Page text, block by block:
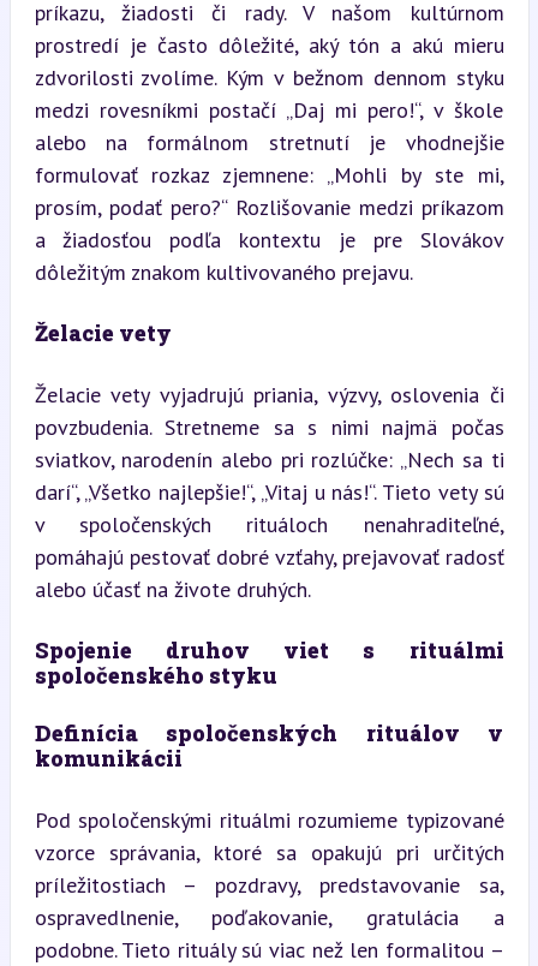
príkazu, žiadosti či rady. V našom kultúrnom
prostredí je často dôležité, aký tón a akú mieru
zdvorilosti zvolíme. Kým v bežnom dennom styku
medzi rovesníkmi postačí „Daj mi pero!“, v škole
alebo na formálnom stretnutí je vhodnejšie
formulovať rozkaz zjemnene: „Mohli by ste mi,
prosím, podať pero?“ Rozlišovanie medzi príkazom
a žiadosťou podľa kontextu je pre Slovákov
dôležitým znakom kultivovaného prejavu.
Želacie vety
Želacie vety vyjadrujú priania, výzvy, oslovenia či
povzbudenia. Stretneme sa s nimi najmä počas
sviatkov, narodenín alebo pri rozlúčke: „Nech sa ti
darí“, „Všetko najlepšie!“, „Vitaj u nás!“. Tieto vety sú
v spoločenských rituáloch nenahraditeľné,
pomáhajú pestovať dobré vzťahy, prejavovať radosť
alebo účasť na živote druhých.
Spojenie druhov viet s rituálmi
spoločenského styku
Definícia spoločenských rituálov v
komunikácii
Pod spoločenskými rituálmi rozumieme typizované
vzorce správania, ktoré sa opakujú pri určitých
príležitostiach – pozdravy, predstavovanie sa,
ospravedlnenie, poďakovanie, gratulácia a
podobne. Tieto rituály sú viac než len formalitou –